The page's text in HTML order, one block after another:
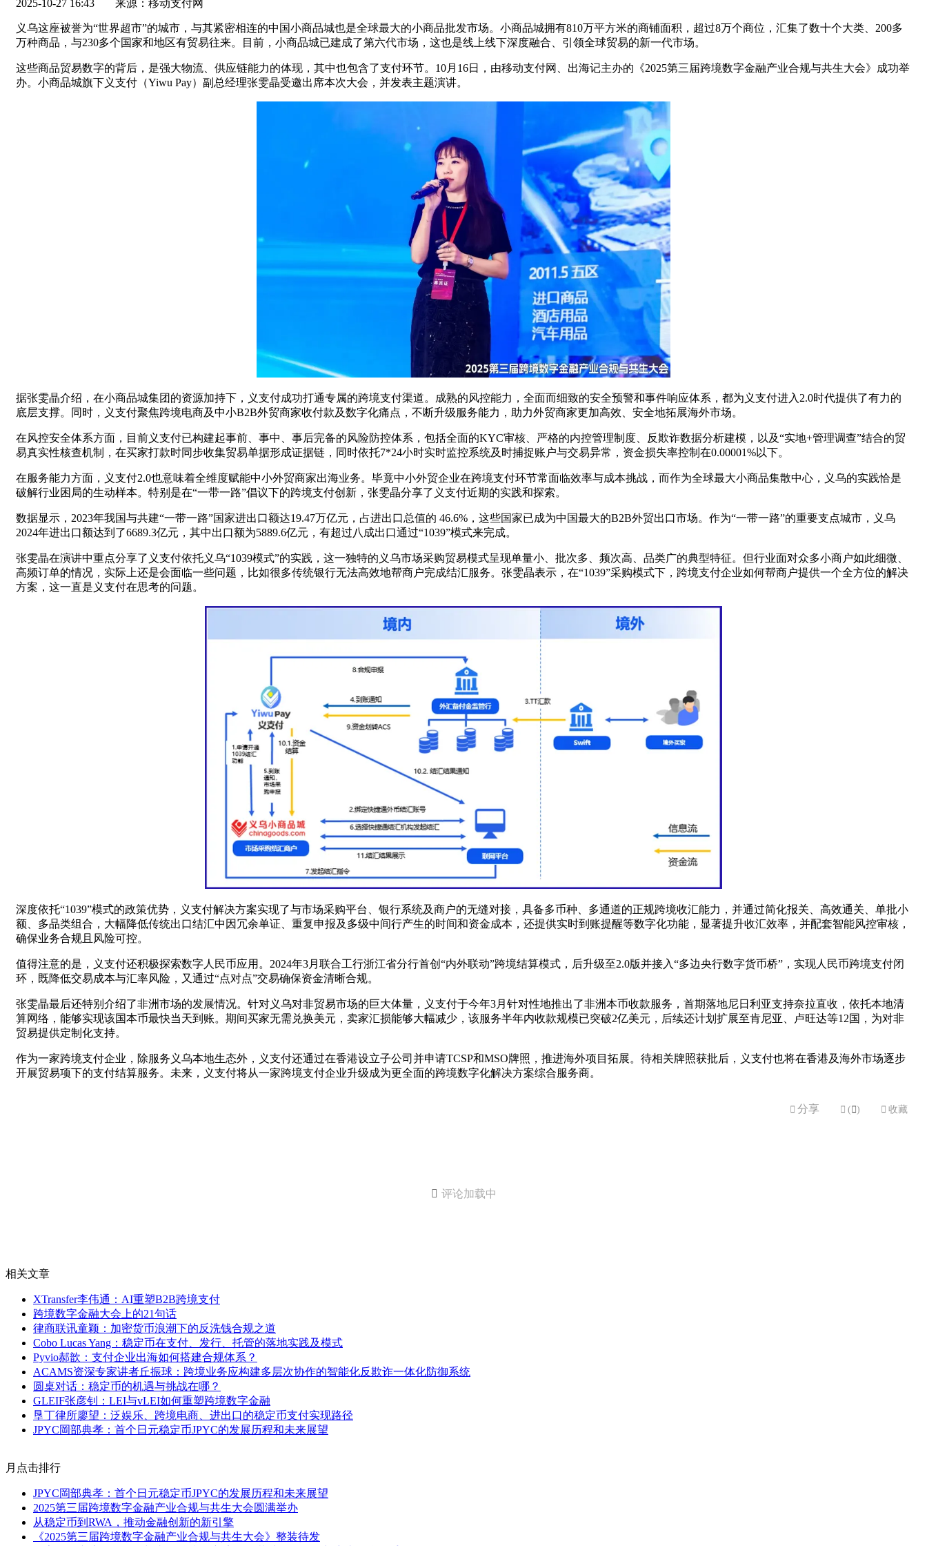
2025-10-27 16:43 来源：移动支付网
义乌这座被誉为“世界超市”的城市，与其紧密相连的中国小商品城也是全球最大的小商品批发市场。小商品城拥有810万平方米的商铺面积，超过8万个商位，汇集了数十个大类、200多
万种商品，与230多个国家和地区有贸易往来。目前，小商品城已建成了第六代市场，这也是线上线下深度融合、引领全球贸易的新一代市场。
这些商品贸易数字的背后，是强大物流、供应链能力的体现，其中也包含了支付环节。10月16日，由移动支付网、出海记主办的《2025第三届跨境数字金融产业合规与共生大会》成功举
办。小商品城旗下义支付（Yiwu Pay）副总经理张雯晶受邀出席本次大会，并发表主题演讲。
据张雯晶介绍，在小商品城集团的资源加持下，义支付成功打通专属的跨境支付渠道。成熟的风控能力，全面而细致的安全预警和事件响应体系，都为义支付进入2.0时代提供了有力的
底层支撑。同时，义支付聚焦跨境电商及中小B2B外贸商家收付款及数字化痛点，不断升级服务能力，助力外贸商家更加高效、安全地拓展海外市场。
在风控安全体系方面，目前义支付已构建起事前、事中、事后完备的风险防控体系，包括全面的KYC审核、严格的内控管理制度、反欺诈数据分析建模，以及“实地+管理调查”结合的贸
易真实性核查机制，在买家打款时同步收集贸易单据形成证据链，同时依托7*24小时实时监控系统及时捕捉账户与交易异常，资金损失率控制在0.00001%以下。
在服务能力方面，义支付2.0也意味着全维度赋能中小外贸商家出海业务。毕竟中小外贸企业在跨境支付环节常面临效率与成本挑战，而作为全球最大小商品集散中心，义乌的实践恰是
破解行业困局的生动样本。特别是在“一带一路”倡议下的跨境支付创新，张雯晶分享了义支付近期的实践和探索。
数据显示，2023年我国与共建“一带一路”国家进出口额达19.47万亿元，占进出口总值的 46.6%，这些国家已成为中国最大的B2B外贸出口市场。作为“一带一路”的重要支点城市，义乌
2024年进出口额达到了6689.3亿元，其中出口额为5889.6亿元，有超过八成出口通过“1039”模式来完成。
张雯晶在演讲中重点分享了义支付依托义乌“1039模式”的实践，这一独特的义乌市场采购贸易模式呈现单量小、批次多、频次高、品类广的典型特征。但行业面对众多小商户如此细微、
高频订单的情况，实际上还是会面临一些问题，比如很多传统银行无法高效地帮商户完成结汇服务。张雯晶表示，在“1039”采购模式下，跨境支付企业如何帮商户提供一个全方位的解决
方案，这一直是义支付在思考的问题。
深度依托“1039”模式的政策优势，义支付解决方案实现了与市场采购平台、银行系统及商户的无缝对接，具备多币种、多通道的正规跨境收汇能力，并通过简化报关、高效通关、单批小
额、多品类组合，大幅降低传统出口结汇中因冗余单证、重复申报及多级中间行产生的时间和资金成本，还提供实时到账提醒等数字化功能，显著提升收汇效率，并配套智能风控审核，
确保业务合规且风险可控。
值得注意的是，义支付还积极探索数字人民币应用。2024年3月联合工行浙江省分行首创“内外联动”跨境结算模式，后升级至2.0版并接入“多边央行数字货币桥”，实现人民币跨境支付闭
环，既降低交易成本与汇率风险，又通过“点对点”交易确保资金清晰合规。
张雯晶最后还特别介绍了非洲市场的发展情况。针对义乌对非贸易市场的巨大体量，义支付于今年3月针对性地推出了非洲本币收款服务，首期落地尼日利亚支持奈拉直收，依托本地清
算网络，能够实现该国本币最快当天到账。期间买家无需兑换美元，卖家汇损能够大幅减少，该服务半年内收款规模已突破2亿美元，后续还计划扩展至肯尼亚、卢旺达等12国，为对非
贸易提供定制化支持。
作为一家跨境支付企业，除服务义乌本地生态外，义支付还通过在香港设立子公司并申请TCSP和MSO牌照，推进海外项目拓展。待相关牌照获批后，义支付也将在香港及海外市场逐步
开展贸易项下的支付结算服务。未来，义支付将从一家跨境支付企业升级成为更全面的跨境数字化解决方案综合服务商。
 分享  ( )  收藏
 评论加载中
相关文章
XTransfer李伟通：AI重塑B2B跨境支付
跨境数字金融大会上的21句话
律商联讯童颖：加密货币浪潮下的反洗钱合规之道
Cobo Lucas Yang：稳定币在支付、发行、托管的落地实践及模式
Pyvio郝歆：支付企业出海如何搭建合规体系？
ACAMS资深专家讲者丘振球：跨境业务应构建多层次协作的智能化反欺诈一体化防御系统
圆桌对话：稳定币的机遇与挑战在哪？
GLEIF张彦钊：LEI与vLEI如何重塑跨境数字金融
垦丁律所廖望：泛娱乐、跨境电商、进出口的稳定币支付实现路径
JPYC岡部典孝：首个日元稳定币JPYC的发展历程和未来展望
月点击排行
JPYC岡部典孝：首个日元稳定币JPYC的发展历程和未来展望
2025第三届跨境数字金融产业合规与共生大会圆满举办
从稳定币到RWA，推动金融创新的新引擎
《2025第三届跨境数字金融产业合规与共生大会》整装待发